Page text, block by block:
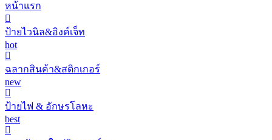
หน้าแรก
ป้ายไวนิล&อิงค์เจ็ท
hot
ฉลากสินค้า&สติกเกอร์
new
ป้ายไฟ & อักษรโลหะ
best